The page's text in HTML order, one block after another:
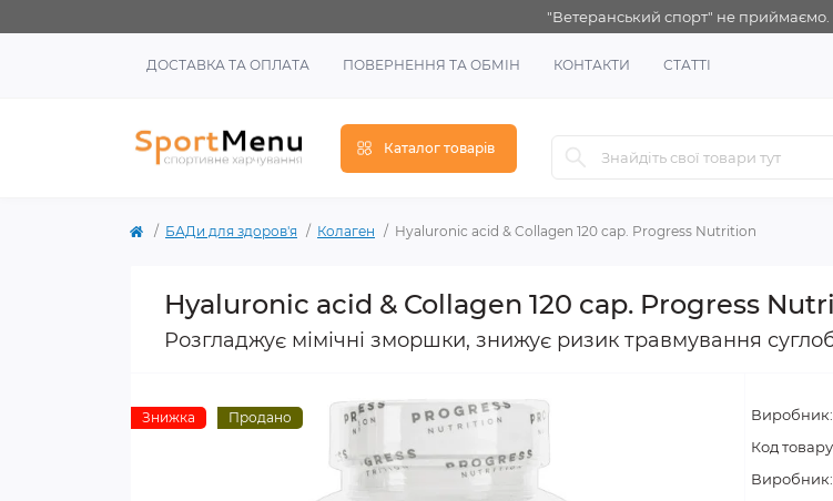
"Ветеранський спорт" не приймаємо.
ДОСТАВКА ТА ОПЛАТА ПОВЕРНЕННЯ ТА ОБМІН КОНТАКТИ СТАТТІ
Каталог товарів
БАДи для здоров'я Колаген Hyaluronic acid & Collagen 120 cap. Progress Nutrition
Hyaluronic acid & Collagen 120 cap. Progress
Розгладжує мімічні зморшки, знижує ризик травмування
Знижка Продано Виробник:
Код
Виробник: